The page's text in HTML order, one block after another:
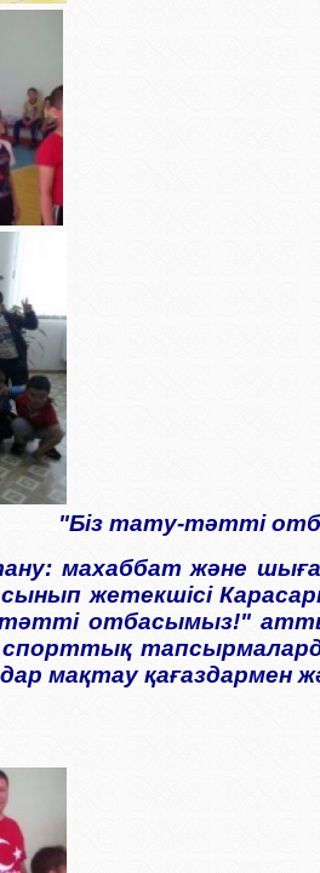
"Біз тату-тәтті
махаббат және
жетекшісі
отбасымыз!"
спорттық
мақтау